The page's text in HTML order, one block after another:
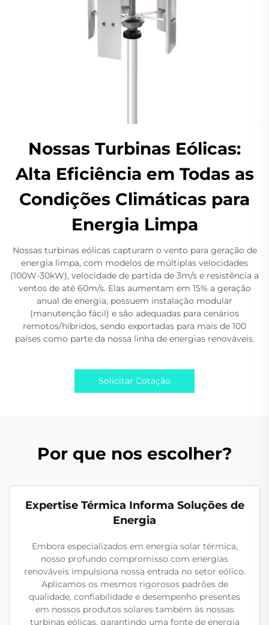
Nossas Turbinas Eólicas:
Alta Eficiência em Todas as
Condições Climáticas para
Energia Limpa
Nossas turbinas eólicas capturam o vento para geração de
energia limpa, com modelos de múltiplas velocidades
(100W-30kW), velocidade de partida de 3m/s e resistência a
ventos de até 60m/s. Elas aumentam em 15% a geração
anual de energia, possuem instalação modular
(manutenção fácil) e são adequadas para cenários
remotos/híbridos, sendo exportadas para mais de 100
países como parte da nossa linha de energias renováveis.
Solicitar Cotação
Por que nos escolher?
Expertise Térmica Informa Soluções de
Energia
Embora especializados em energia solar térmica,
nosso profundo compromisso com energias
renováveis impulsiona nossa entrada no setor eólico.
Aplicamos os mesmos rigorosos padrões de
qualidade, confiabilidade e desempenho presentes
em nossos produtos solares também às nossas
turbinas eólicas, garantindo uma fonte de energia